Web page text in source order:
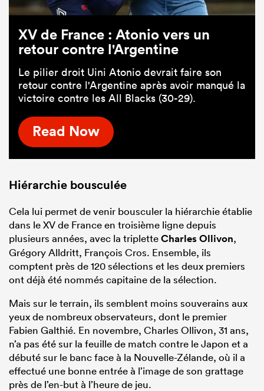
XV de France : Atonio vers un
retour contre l'Argentine
Le pilier droit Uini Atonio devrait faire son
retour contre l'Argentine après avoir manqué la
victoire contre les All Blacks (30-29).
Read Now
Hiérarchie bousculée
Cela lui permet de venir bousculer la hiérarchie établie
dans le XV de France en troisième ligne depuis
plusieurs années, avec la tripletteCharles Ollivon,
Grégory Alldritt, François Cros. Ensemble, ils
comptent près de 120 sélections et les deux premiers
ont déjà été nommés capitaine de la sélection.
Mais sur le terrain, ils semblent moins souverains aux
yeux de nombreux observateurs, dont le premier
Fabien Galthié. En novembre, Charles Ollivon, 31 ans,
n’a pas été sur la feuille de match contre le Japon et a
débuté sur le banc face à la Nouvelle-Zélande, où il a
effectué une bonne entrée à l’image de son grattage
près de l’en-but à l’heure de jeu.